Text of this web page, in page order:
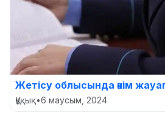
Жетісу облысында әкім
Құқық•6 маусым, 2024